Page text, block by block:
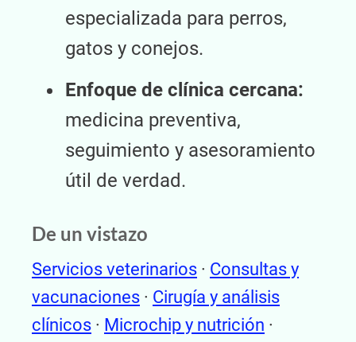
especializada para perros,
gatos y conejos.
Enfoque de clínica cercana:
medicina preventiva,
seguimiento y asesoramiento
útil de verdad.
De un vistazo
Servicios veterinarios · Consultas y
vacunaciones · Cirugía y análisis
clínicos · Microchip y nutrición ·